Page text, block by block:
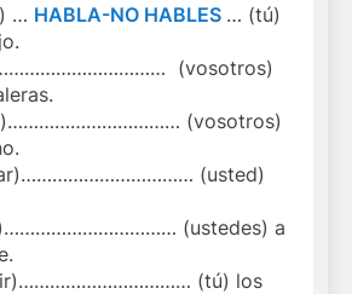
… HABLA-NO HABLES … (tú)
(vosotros)
(vosotros)
(usted)
(ustedes) a
(tú) los